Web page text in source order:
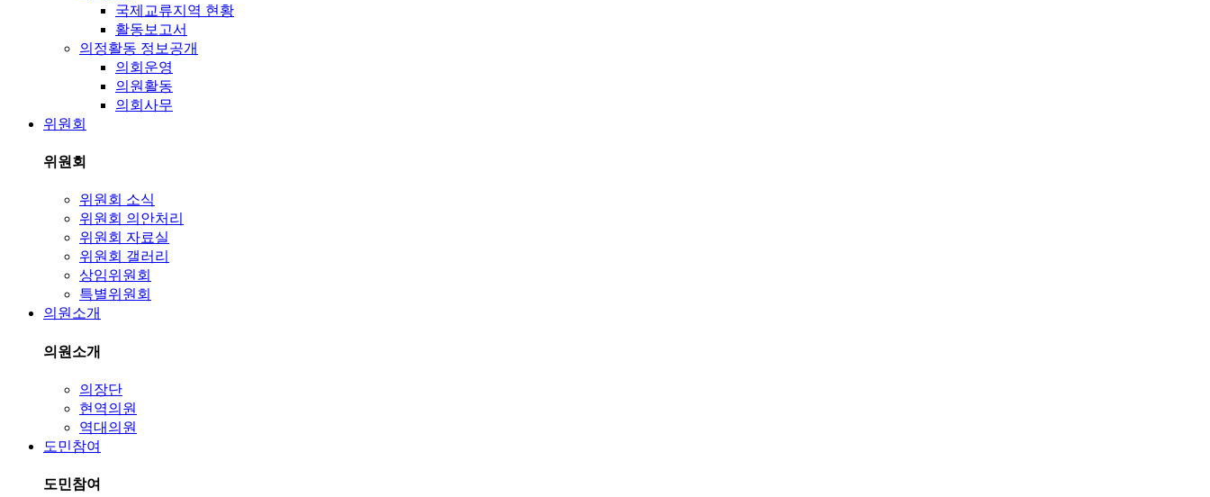
국제교류지역 현황
활동보고서
의정활동 정보공개
의회운영
의원활동
의회사무
위원회
위원회
위원회 소식
위원회 의안처리
위원회 자료실
위원회 갤러리
상임위원회
특별위원회
의원소개
의원소개
의장단
현역의원
역대의원
도민참여
도민참여